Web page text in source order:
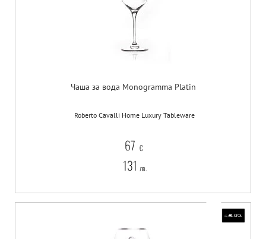
Чаша за вода Monogramma Platin
Roberto Cavalli Home Luxury Tableware
67 €
131 лв.